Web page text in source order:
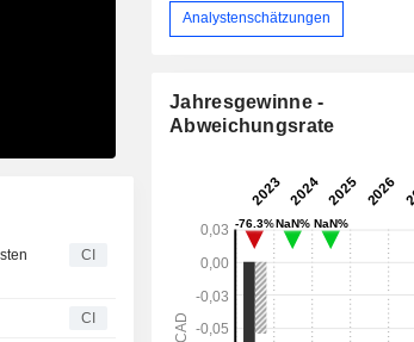
CI
CI
Analystenschätzungen
Jahresgewinne -
Abweichungsrate